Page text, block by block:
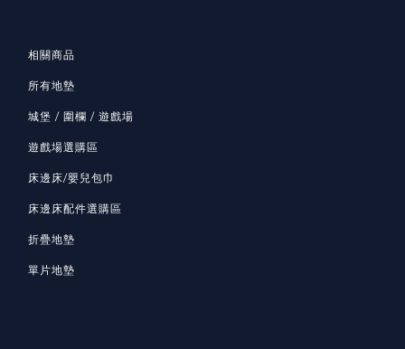
相關商品
所有地墊
城堡 / 圍欄 / 遊戲場
遊戲場選購區
床邊床/嬰兒包巾
床邊床配件選購區
折疊地墊
單片地墊